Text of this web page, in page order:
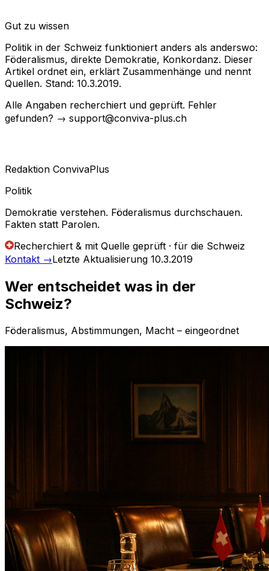
Gut zu wissen
Politik in der Schweiz funktioniert anders als anderswo:
Föderalismus, direkte Demokratie, Konkordanz. Dieser
Artikel ordnet ein, erklärt Zusammenhänge und nennt
Quellen. Stand: 10.3.2019.
Alle Angaben recherchiert und geprüft. Fehler
gefunden? → support@conviva-plus.ch
Redaktion ConvivaPlus
Politik
Demokratie verstehen. Föderalismus durchschauen.
Fakten statt Parolen.
Recherchiert & mit Quelle geprüft · für die Schweiz
Kontakt →Letzte Aktualisierung 10.3.2019
Wer entscheidet was in der
Schweiz?
Föderalismus, Abstimmungen, Macht – eingeordnet